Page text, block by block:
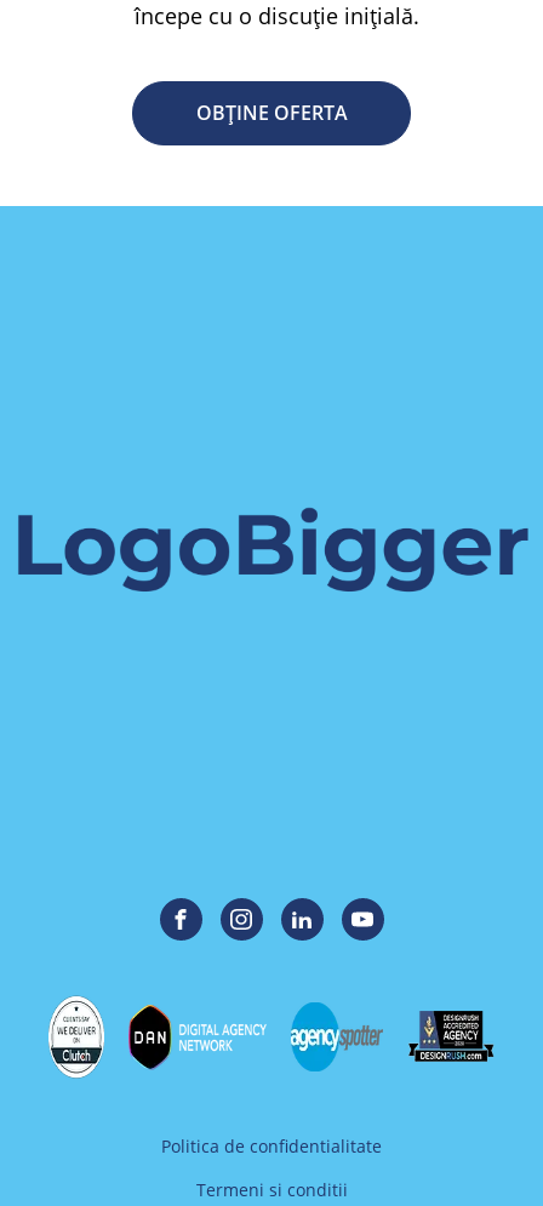
începe cu o discuție inițială.
OBȚINE OFERTA
Politica de confidentialitate
Termeni si conditii